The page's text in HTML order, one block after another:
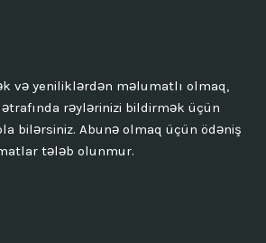
və yeniliklərdən məlumatlı olmaq,
rəylərinizi bildirmək üçün
bilərsiniz. Abunə olmaq üçün ödəniş
tələb olunmur.